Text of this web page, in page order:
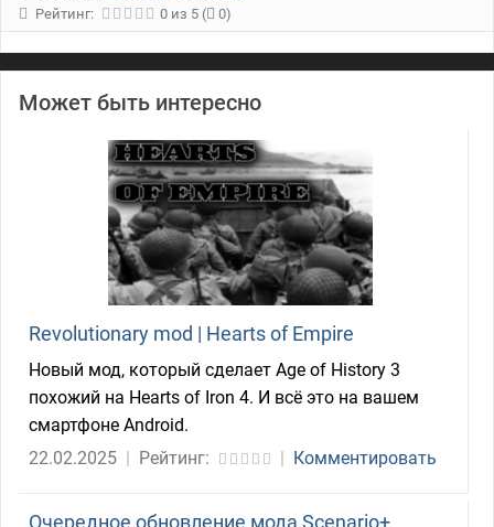
Рейтинг:
0 из 5 ( 0)
Может быть интересно
Revolutionary mod | Hearts of Empire
Новый мод, который сделает Age of History 3
похожий на Hearts of Iron 4. И всё это на вашем
смартфоне Android.
22.02.2025 | Рейтинг: | Комментировать
Очередное обновление мода Scenario+